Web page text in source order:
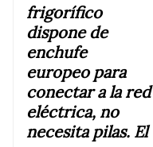
frigorífico
dispone de
enchufe
europeo para
conectar a la red
eléctrica, no
necesita pilas. El